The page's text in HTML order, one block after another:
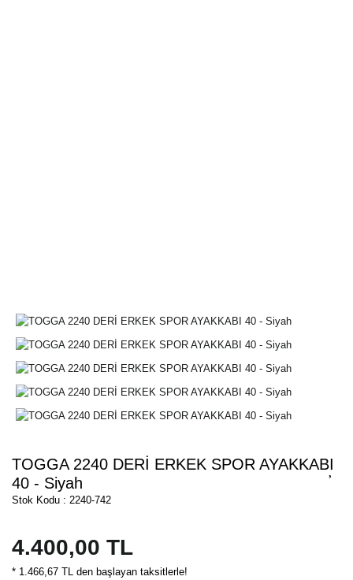
TOGGA 2240 DERİ ERKEK SPOR AYAKKABI
40 - Siyah
Stok Kodu : 2240-742
4.400,00 TL
* 1.466,67 TL den başlayan taksitlerle!